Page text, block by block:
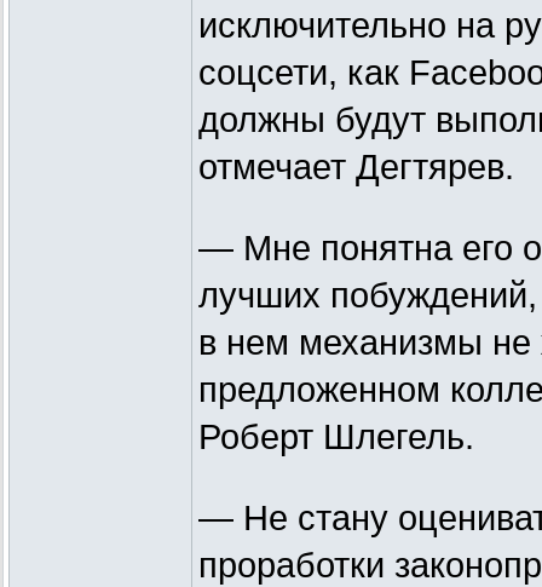
исключительно на
соцсети, как
должны будут
отмечает Дегтярев.
— Мне понятна его
лучших
в нем механизмы
предложенном
Роберт Шлегель.
— Не стану
проработки